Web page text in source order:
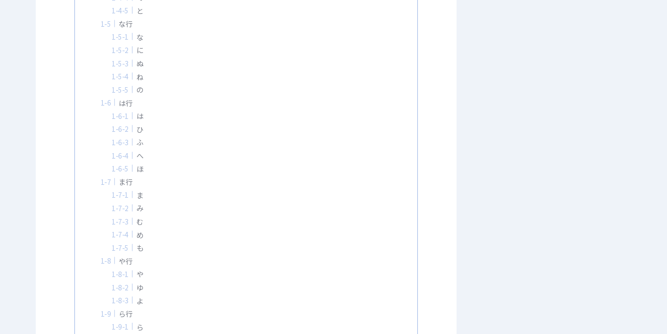
と
な行
な
に
ぬ
ね
の
は行
は
ひ
ふ
へ
ほ
ま行
ま
み
む
め
も
や行
や
ゆ
よ
ら行
ら